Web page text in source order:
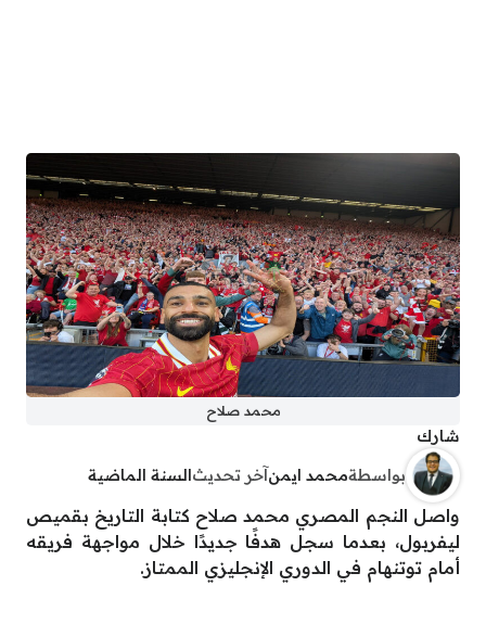
محمد صلاح
شارك
بواسطةمحمد ايمنآخر تحديثالسنة الماضية
واصل النجم المصري محمد صلاح كتابة التاريخ بقميص
ليفربول، بعدما سجل هدفًا جديدًا خلال مواجهة فريقه
أمام توتنهام في الدوري الإنجليزي الممتاز.